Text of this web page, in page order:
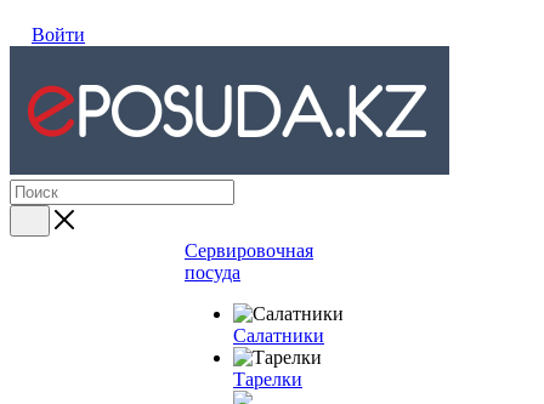
Войти
Сервировочная
посуда
Салатники
Тарелки